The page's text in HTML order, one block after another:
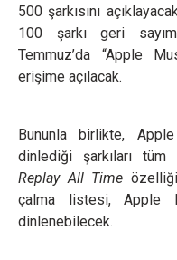
500 şarkısını
100 şarkı geri
Temmuz’da “Apple
erişime açılacak.
Bununla birlikte,
dinlediği şarkıları
Replay All Time
çalma listesi, Apple
dinlenebilecek.